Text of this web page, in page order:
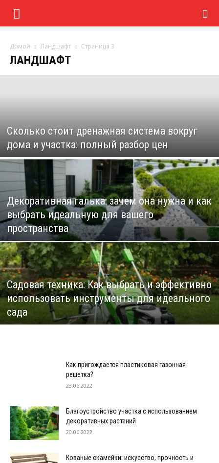
Домой Ландшафт Страница 3
ЛАНДШАФТ
Сколько стоит дренажная система вокруг
дома и участка: полный разбор цен
Декоративная галька: зачем она нужна и как
выбрать идеальную для вашего
пространства
Садовая техника: Как выбрать и эффективно
использовать инструменты для идеального
сада
Как пригождается пластиковая газонная
решетка?
23.06.2022
Благоустройство участка с использованием
декоративных растений
20.06.2022
Кованые скамейки: искусство, прочность и